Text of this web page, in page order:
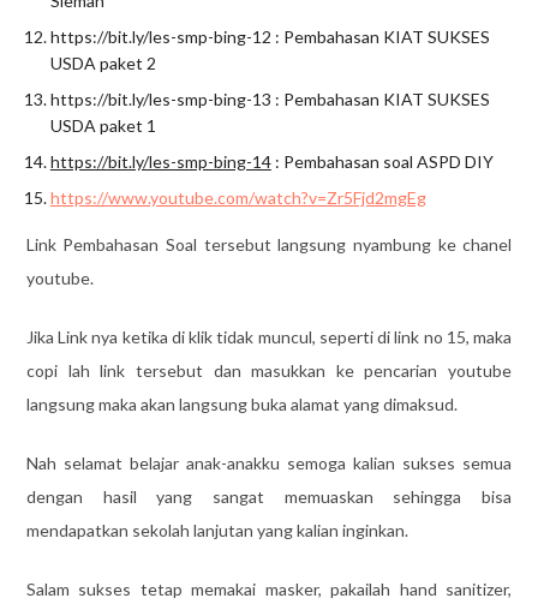
https://bit.ly/les-smp-bing-12 : Pembahasan KIAT SUKSES
USDA paket 2
https://bit.ly/les-smp-bing-13 : Pembahasan KIAT SUKSES
USDA paket 1
https://bit.ly/les-smp-bing-14: Pembahasan soal ASPD DIY
https://www.youtube.com/watch?v=Zr5Fjd2mgEg
Link Pembahasan Soal tersebut langsung nyambung ke chanel
youtube.
Jika Link nya ketika di klik tidak muncul, seperti di link no 15, maka
copi lah link tersebut dan masukkan ke pencarian youtube
langsung maka akan langsung buka alamat yang dimaksud.
Nah selamat belajar anak-anakku semoga kalian sukses semua
dengan hasil yang sangat memuaskan sehingga bisa
mendapatkan sekolah lanjutan yang kalian inginkan.
Salam sukses tetap memakai masker, pakailah hand sanitizer,